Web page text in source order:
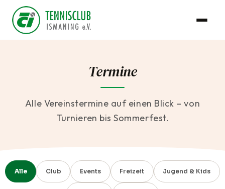
Termine
Alle Vereinstermine auf einen Blick – von
Turnieren bis Sommerfest.
Alle Club Events Freizeit Jugend & Kids